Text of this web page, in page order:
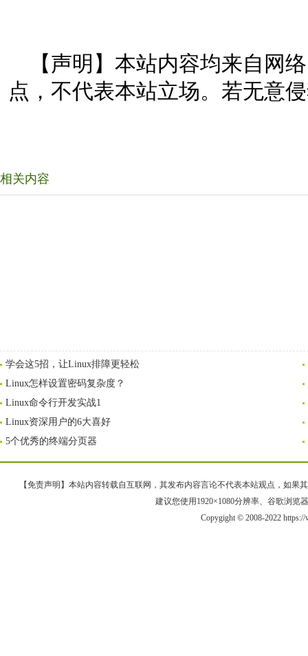
【声明】本站内容均来自网
点，不代表本站立场。若无意
相关内容
学会这5招，让Linux排障更轻松
Linux怎样设置密码复杂度？
Linux命令行开发实战1
Linux资深用户的6大喜好
5个优秀的终端分页器
【免责声明】本站内容转载自互联网，其发布内容言论不代表本站观点，如果
建议您使用1920×1080分辨率、谷歌浏览
Copygight © 2008-2022